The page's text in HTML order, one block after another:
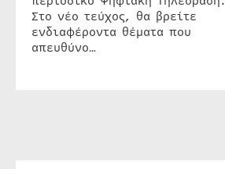
Στο νέο τεύχος, θα βρείτε
ενδιαφέροντα θέματα που
απευθύνο…